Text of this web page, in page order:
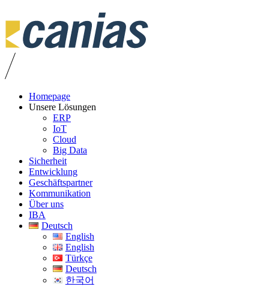
Homepage
Unsere Lösungen
ERP
IoT
Cloud
Big Data
Sicherheit
Entwicklung
Geschäftspartner
Kommunikation
Über uns
IBA
Deutsch
English
English
Türkçe
Deutsch
한국어